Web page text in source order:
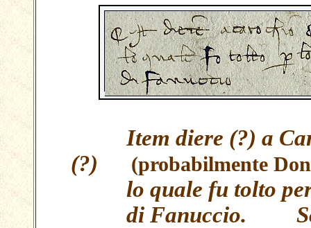
Item diere (?) a
(?)
(probabilmente
lo quale fu tolto per
di Fanuccio.